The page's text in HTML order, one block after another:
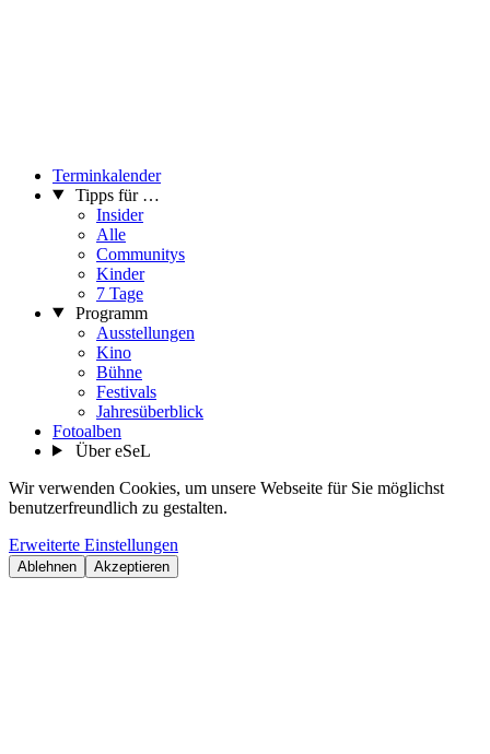
Terminkalender
Tipps für …
Insider
Alle
Communitys
Kinder
7 Tage
Programm
Ausstellungen
Kino
Bühne
Festivals
Jahresüberblick
Fotoalben
Über eSeL
Wir verwenden Cookies, um unsere Webseite für Sie möglichst
benutzerfreundlich zu gestalten.
Erweiterte Einstellungen
Ablehnen Akzeptieren